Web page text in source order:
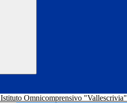
Istituto Omnicomprensivo "Vallescrivia"